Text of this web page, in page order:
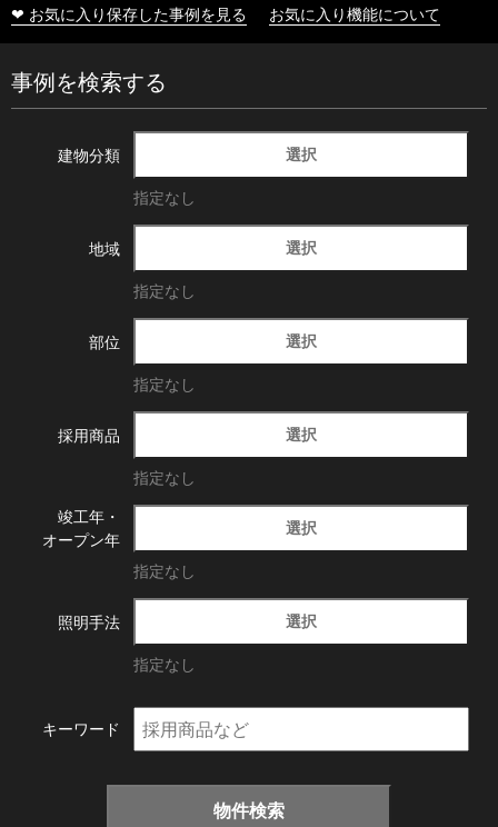
❤ お気に入り保存した事例を見る お気に入り機能について
事例を検索する
建物分類 選択
指定なし
地域 選択
指定なし
部位 選択
指定なし
採用商品 選択
指定なし
竣工年・
オープン年
選択
指定なし
照明手法 選択
指定なし
キーワード
物件検索